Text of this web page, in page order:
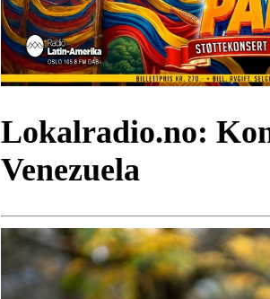
Lokalradio.no:
Venezuela